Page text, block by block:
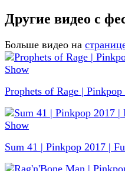
Другие видео с
Больше видео на
Prophets of Rage |
Sum 41 | Pinkpop 2017 |